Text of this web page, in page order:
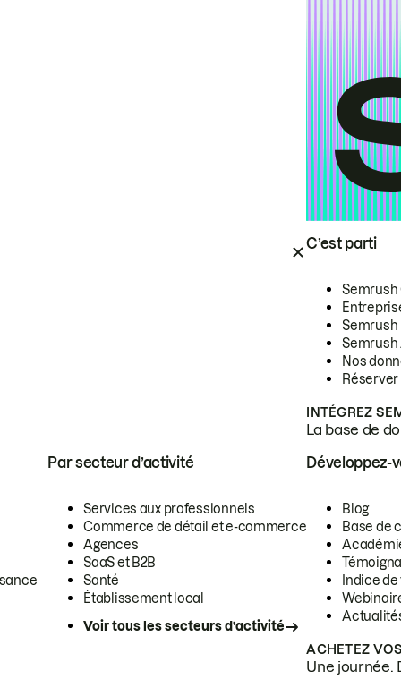
C’est parti
Semrush
Semrush
Semrush
Nos
INTÉGREZ
La base de
Par secteur d’activité
Services aux professionnels
Commerce de détail et e-commerce
Agences
SaaS et B2B
Santé
Établissement local
Voir tous les secteurs d’activité
Développez-
Blog
Base de
Indice
ACHETEZ
Une journée.